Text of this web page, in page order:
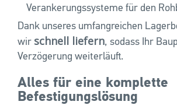
Verankerungssysteme für den
Dank unseres umfangreichen
wir schnell liefern, sodass Ihr
Verzögerung weiterläuft.
Alles für eine komplette
Befestigungslösung